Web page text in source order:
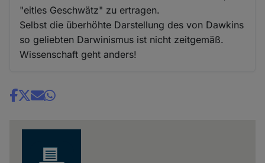
"eitles Geschwätz" zu ertragen.
Selbst die überhöhte Darstellung des von Dawkins
so geliebten Darwinismus ist nicht zeitgemäß.
Wissenschaft geht anders!
Share